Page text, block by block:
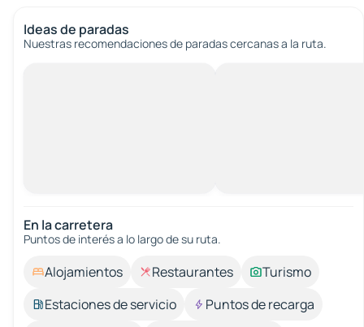
Ideas de paradas
Nuestras recomendaciones de paradas cercanas a la ruta.
En la carretera
Puntos de interés a lo largo de su ruta.
Alojamientos Restaurantes
Turismo
Estaciones de servicio
Puntos de recarga